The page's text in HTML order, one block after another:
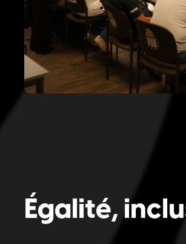
Égalité,